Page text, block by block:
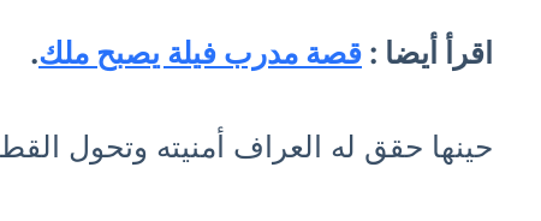
اقرأ أيضا : قصة مدرب فيلة يصبح ملك.
حينها حقق له العراف أمنيته وتحول